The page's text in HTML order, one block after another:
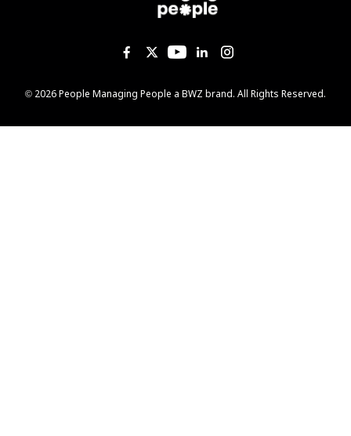
Like us on Facebook
Follow us on Twitter
Follow us on
Add us on
Follow us on
© 2026 People Managing People a BWZ Opens new window
brand. All Rights Reserved.